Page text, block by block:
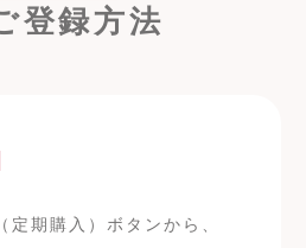
登録方法
定期購入）ボタンから、